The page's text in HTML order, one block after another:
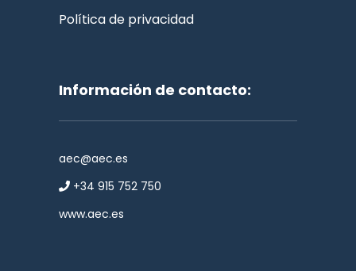
Política de privacidad
Información de contacto:
aec@aec.es
+34 915 752 750
www.aec.es